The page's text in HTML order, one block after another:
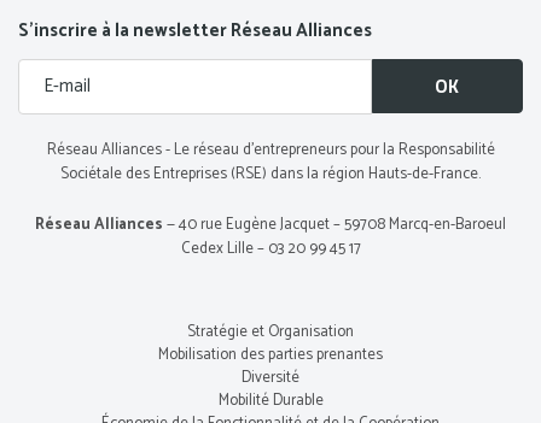
S’inscrire à la newsletter Réseau Alliances
Réseau Alliances - Le réseau d’entrepreneurs pour la Responsabilité
Sociétale des Entreprises (RSE) dans la région Hauts-de-France.
Réseau Alliances— 40 rue Eugène Jacquet – 59708 Marcq-en-Baroeul
Cedex Lille – 03 20 99 45 17
Stratégie et Organisation
Mobilisation des parties prenantes
Diversité
Mobilité Durable